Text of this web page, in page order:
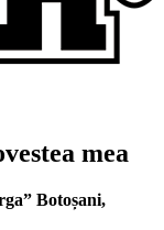
mea
Botoșani,